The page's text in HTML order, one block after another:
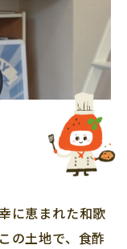
に恵まれた和歌
の土地で、食酢